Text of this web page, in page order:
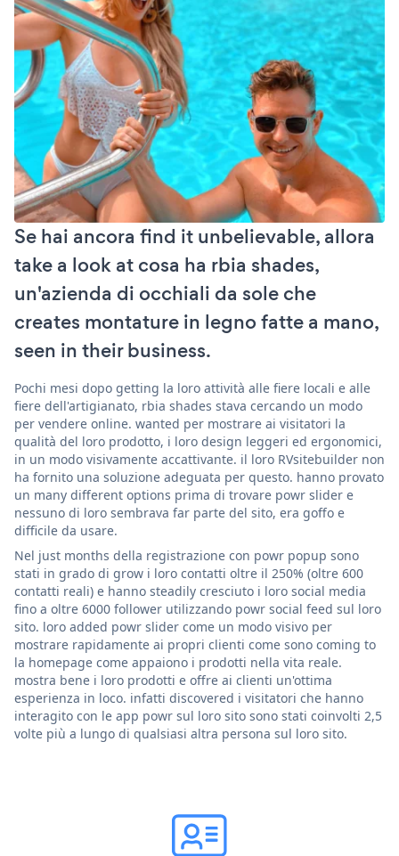
Se hai ancora find it unbelievable, allora
take a look at cosa ha rbia shades,
un'azienda di occhiali da sole che
creates montature in legno fatte a mano,
seen in their business.
Pochi mesi dopo getting la loro attività alle fiere locali e alle
fiere dell'artigianato, rbia shades stava cercando un modo
per vendere online. wanted per mostrare ai visitatori la
qualità del loro prodotto, i loro design leggeri ed ergonomici,
in un modo visivamente accattivante. il loro RVsitebuilder non
ha fornito una soluzione adeguata per questo. hanno provato
un many different options prima di trovare powr slider e
nessuno di loro sembrava far parte del sito, era goffo e
difficile da usare.
Nel just months della registrazione con powr popup sono
stati in grado di grow i loro contatti oltre il 250% (oltre 600
contatti reali) e hanno steadily cresciuto i loro social media
fino a oltre 6000 follower utilizzando powr social feed sul loro
sito. loro added powr slider come un modo visivo per
mostrare rapidamente ai propri clienti come sono coming to
la homepage come appaiono i prodotti nella vita reale.
mostra bene i loro prodotti e offre ai clienti un'ottima
esperienza in loco. infatti discovered i visitatori che hanno
interagito con le app powr sul loro sito sono stati coinvolti 2,5
volte più a lungo di qualsiasi altra persona sul loro sito.